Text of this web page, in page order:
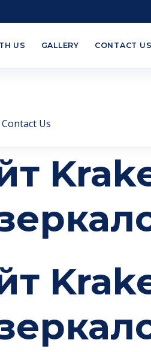
US GALLERY CONTACT US
Contact Us